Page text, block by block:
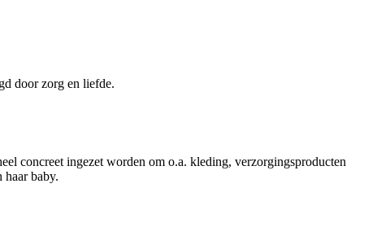
door zorg en liefde.
concreet ingezet worden om o.a. kleding, verzorgingsproducten
haar baby.